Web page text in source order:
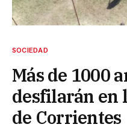
SOCIEDAD
Más de 1000
desfilarán en
de Corrientes